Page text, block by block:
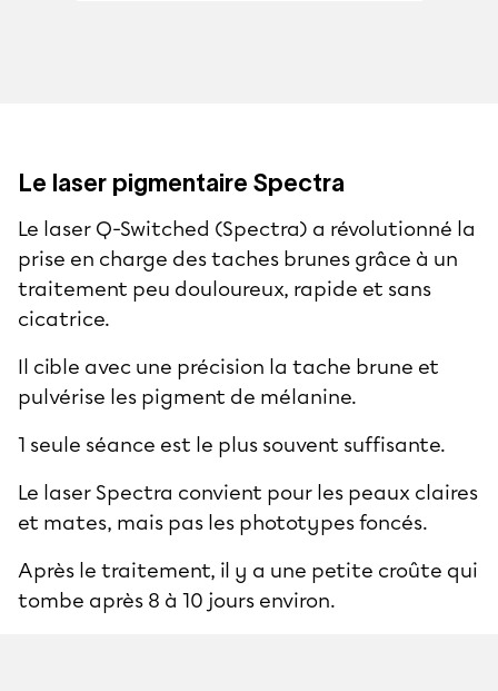
Le laser pigmentaire Spectra
Le laser Q-Switched (Spectra) a révolutionné la
prise en charge des taches brunes grâce à un
traitement peu douloureux, rapide et sans
cicatrice.
Il cible avec une précision la tache brune et
pulvérise les pigment de mélanine.
1 seule séance est le plus souvent suffisante.
Le laser Spectra convient pour les peaux claires
et mates, mais pas les phototypes foncés.
Après le traitement, il y a une petite croûte qui
tombe après 8 à 10 jours environ.